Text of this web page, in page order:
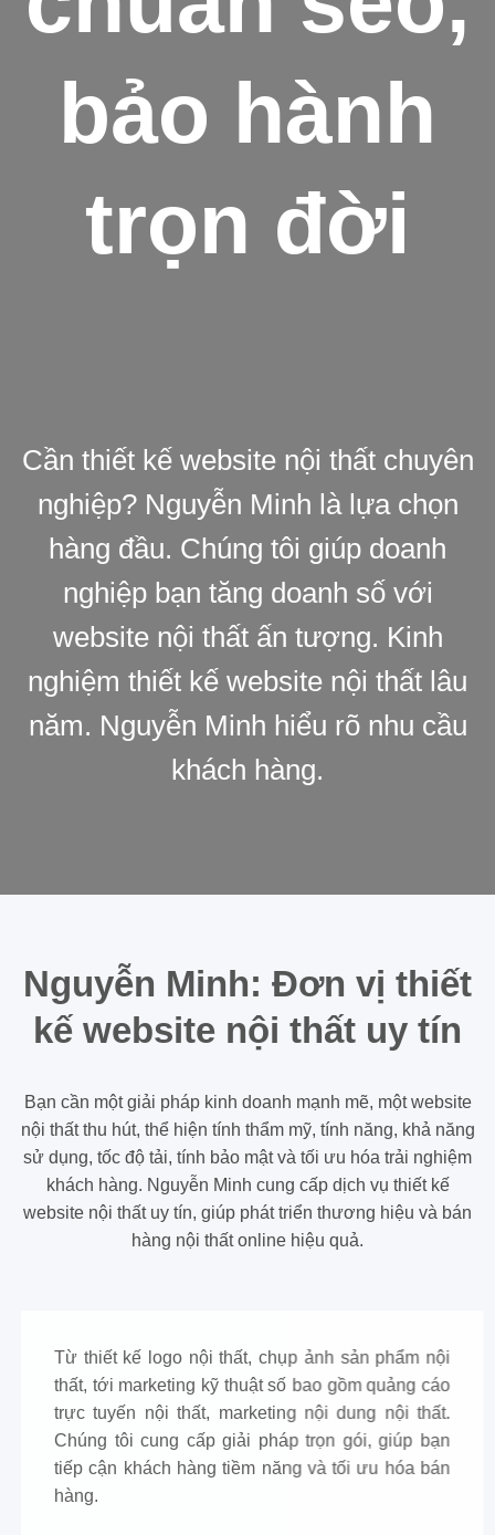
bảo hành
trọn đời
Cần thiết kế website nội thất chuyên
nghiệp? Nguyễn Minh là lựa chọn
hàng đầu. Chúng tôi giúp doanh
nghiệp bạn tăng doanh số với
website nội thất ấn tượng. Kinh
nghiệm thiết kế website nội thất lâu
năm. Nguyễn Minh hiểu rõ nhu cầu
khách hàng.
Nguyễn Minh: Đơn vị thiết
kế website nội thất uy tín
Bạn cần một giải pháp kinh doanh mạnh mẽ, một website
nội thất thu hút, thể hiện tính thẩm mỹ, tính năng, khả năng
sử dụng, tốc độ tải, tính bảo mật và tối ưu hóa trải nghiệm
khách hàng. Nguyễn Minh cung cấp dịch vụ thiết kế
website nội thất uy tín, giúp phát triển thương hiệu và bán
hàng nội thất online hiệu quả.
Từ thiết kế logo nội thất, chụp ảnh sản phẩm nội
thất, tới marketing kỹ thuật số bao gồm quảng cáo
trực tuyến nội thất, marketing nội dung nội thất.
Chúng tôi cung cấp giải pháp trọn gói, giúp bạn
tiếp cận khách hàng tiềm năng và tối ưu hóa bán
hàng.